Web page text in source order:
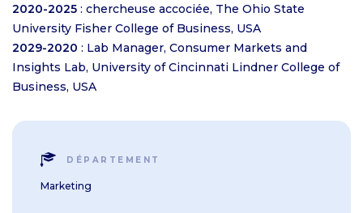
2020-2025 : chercheuse accociée, The Ohio State
University Fisher College of Business, USA
2029-2020 : Lab Manager, Consumer Markets and
Insights Lab, University of Cincinnati Lindner College of
Business, USA
DÉPARTEMENT
Marketing